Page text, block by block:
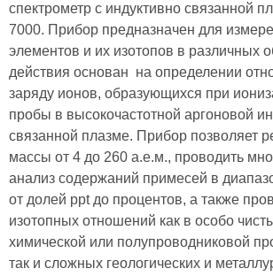
спектрометр с индуктивно связанной
7000. Прибор предназначен для
элементов и их изотопов в различных
действия основан на определении
заряду ионов, образующихся при
пробы в высокочастотной аргоновой
связанной плазме. Прибор позволяет
массы от 4 до 260 а.е.м., проводить
анализ содержаний примесей в
от долей ppt до процентов, а также
изотопных отношений как в особо
химической или полупроводниковой
так и сложных геологических и